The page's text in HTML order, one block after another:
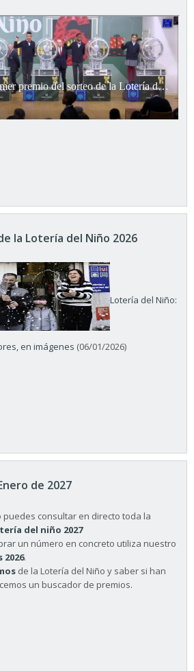
la Lotería del Niño 2026
Lotería del Niño:
en imágenes (06/01/2026)
de 2027
puedes consultar en directo toda la
del niño 2027
un número en concreto utiliza nuestro
.
de la Lotería del Niño y saber si han
un buscador de premios.